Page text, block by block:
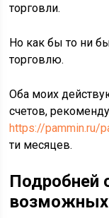
торговли.
Но как бы то ни
торговлю.
Оба моих
счетов,
https://pammin.ru/
ти месяцев.
Подробней
возможных